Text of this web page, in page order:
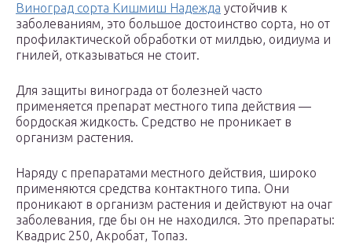
Виноград сорта Кишмиш Надежда устойчив к
заболеваниям, это большое достоинство сорта, но от
профилактической обработки от милдью, оидиума и
гнилей, отказываться не стоит.
Для защиты винограда от болезней часто
применяется препарат местного типа действия —
бордоская жидкость. Средство не проникает в
организм растения.
Наряду с препаратами местного действия, широко
применяются средства контактного типа. Они
проникают в организм растения и действуют на очаг
заболевания, где бы он не находился. Это препараты:
Квадрис 250, Акробат, Топаз.